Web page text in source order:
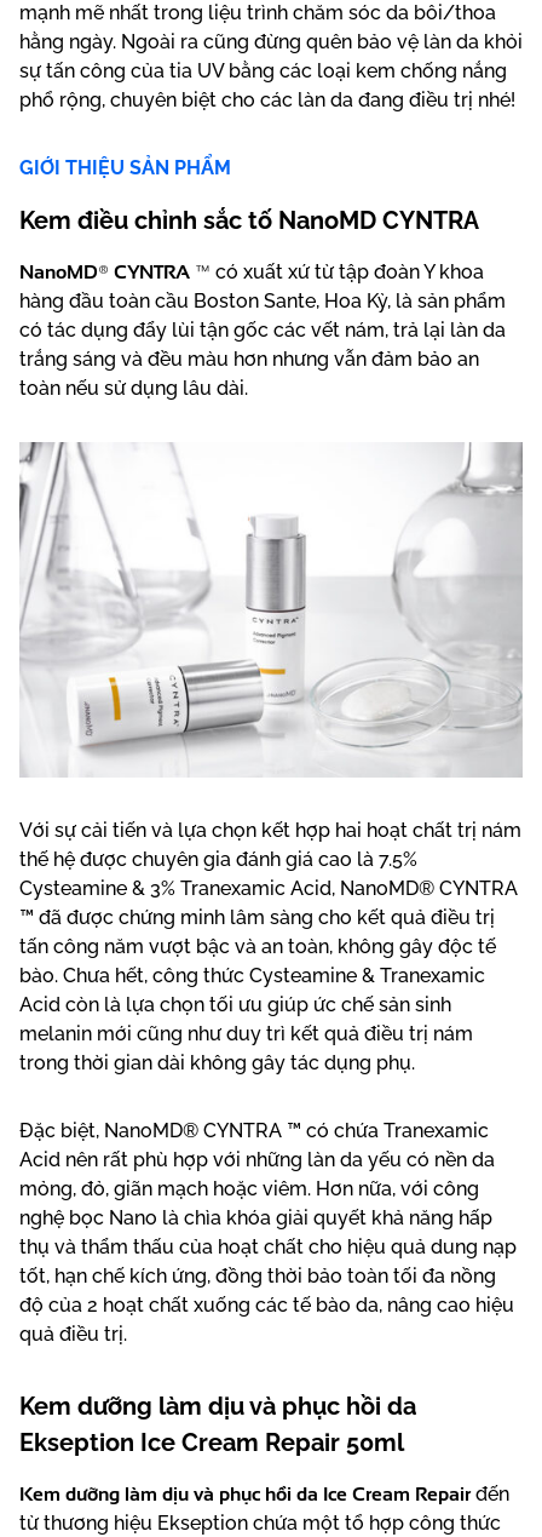
mạnh mẽ nhất trong liệu trình chăm sóc da bôi/thoa
hằng ngày. Ngoài ra cũng đừng quên bảo vệ làn da khỏi
sự tấn công của tia UV bằng các loại kem chống nắng
phổ rộng, chuyên biệt cho các làn da đang điều trị nhé!
GIỚI THIỆU SẢN PHẨM
Kem điều chỉnh sắc tố NanoMD CYNTRA
NanoMD® CYNTRA ™ có xuất xứ từ tập đoàn Y khoa
hàng đầu toàn cầu Boston Sante, Hoa Kỳ, là sản phẩm
có tác dụng đẩy lùi tận gốc các vết nám, trả lại làn da
trắng sáng và đều màu hơn nhưng vẫn đảm bảo an
toàn nếu sử dụng lâu dài.
Với sự cải tiến và lựa chọn kết hợp hai hoạt chất trị nám
thế hệ được chuyên gia đánh giá cao là 7.5%
Cysteamine & 3% Tranexamic Acid, NanoMD® CYNTRA
™ đã được chứng minh lâm sàng cho kết quả điều trị
tấn công năm vượt bậc và an toàn, không gây độc tế
bào. Chưa hết, công thức Cysteamine & Tranexamic
Acid còn là lựa chọn tối ưu giúp ức chế sản sinh
melanin mới cũng như duy trì kết quả điều trị nám
trong thời gian dài không gây tác dụng phụ.
Đặc biệt, NanoMD® CYNTRA ™ có chứa Tranexamic
Acid nên rất phù hợp với những làn da yếu có nền da
mỏng, đỏ, giãn mạch hoặc viêm. Hơn nữa, với công
nghệ bọc Nano là chìa khóa giải quyết khả năng hấp
thụ và thẩm thấu của hoạt chất cho hiệu quả dung nạp
tốt, hạn chế kích ứng, đồng thời bảo toàn tối đa nồng
độ của 2 hoạt chất xuống các tế bào da, nâng cao hiệu
quả điều trị.
Kem dưỡng làm dịu và phục hồi da
Ekseption Ice Cream Repair 50ml
Kem dưỡng làm dịu và phục hồi da Ice Cream Repairđến
từ thương hiệu Ekseption chứa một tổ hợp công thức